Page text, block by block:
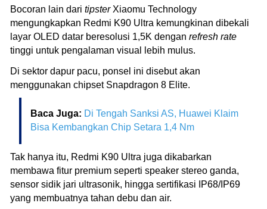
Bocoran lain dari tipsterXiaomu Technology
mengungkapkan Redmi K90 Ultra kemungkinan dibekali
layar OLED datar beresolusi 1,5K dengan refresh rate
tinggi untuk pengalaman visual lebih mulus.
Di sektor dapur pacu, ponsel ini disebut akan
menggunakan chipset Snapdragon 8 Elite.
Baca Juga: Di Tengah Sanksi AS, Huawei Klaim
Bisa Kembangkan Chip Setara 1,4 Nm
Tak hanya itu, Redmi K90 Ultra juga dikabarkan
membawa fitur premium seperti speaker stereo ganda,
sensor sidik jari ultrasonik, hingga sertifikasi IP68/IP69
yang membuatnya tahan debu dan air.